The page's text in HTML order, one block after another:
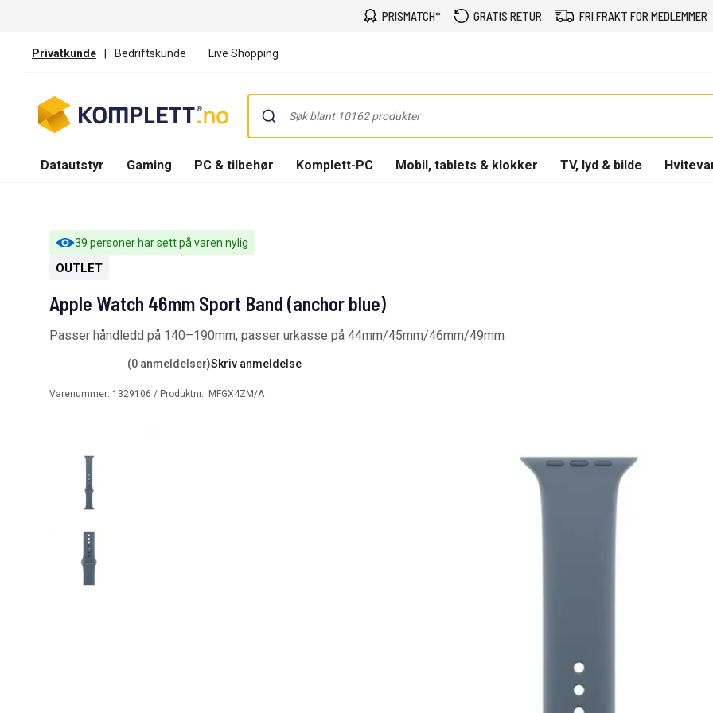
PRISMATCH* GRATIS RETUR FRI FRAKT FOR MEDLEMMER
Privatkunde | Bedriftskunde Live Shopping
Datautstyr Gaming PC & tilbehør Komplett-PC Mobil, tablets & klokker TV, lyd & bilde
39 personer har sett på varen nylig
OUTLET
Apple Watch 46mm Sport Band (anchor blue)
Passer håndledd på 140–190mm, passer urkasse på 44mm/45mm/46mm/49mm
(0 anmeldelser)Skriv anmeldelse
Varenummer: 1329106 / Produktnr.: MFGX4ZM/A